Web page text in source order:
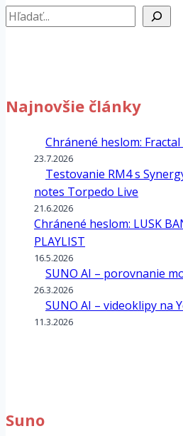
Hľadať
Najnovšie články
Chránené heslom:
23.7.2026
Testovanie RM4 s
notes Torpedo Live
21.6.2026
Chránené heslom: LUSK
PLAYLIST
16.5.2026
SUNO AI – porovnanie
26.3.2026
SUNO AI – videoklipy na
11.3.2026
Suno